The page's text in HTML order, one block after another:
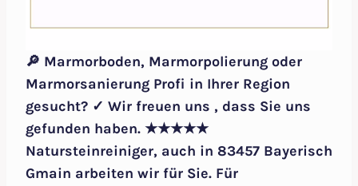
🔎 Marmorboden, Marmorpolierung oder
Marmorsanierung Profi in Ihrer Region
gesucht? ✓ Wir freuen uns , dass Sie uns
gefunden haben. ★★★★★
Natursteinreiniger, auch in 83457 Bayerisch
Gmain arbeiten wir für Sie. Für